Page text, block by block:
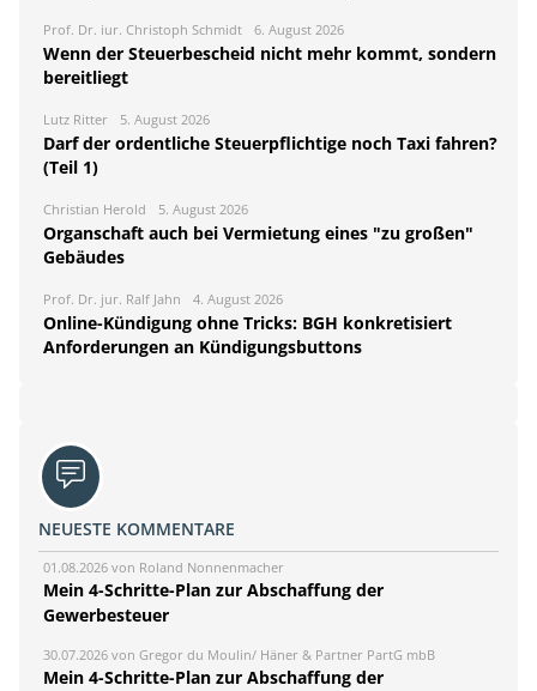
Prof. Dr. iur. Christoph Schmidt 6. August 2026
Wenn der Steuerbescheid nicht mehr kommt, sondern
bereitliegt
Lutz Ritter 5. August 2026
Darf der ordentliche Steuerpflichtige noch Taxi fahren?
(Teil 1)
Christian Herold 5. August 2026
Organschaft auch bei Vermietung eines "zu großen"
Gebäudes
Prof. Dr. jur. Ralf Jahn 4. August 2026
Online-Kündigung ohne Tricks: BGH konkretisiert
Anforderungen an Kündigungsbuttons
NEUESTE KOMMENTARE
01.08.2026 von Roland Nonnenmacher
Mein 4-Schritte-Plan zur Abschaffung der
Gewerbesteuer
30.07.2026 von Gregor du Moulin/ Häner & Partner PartG mbB
Mein 4-Schritte-Plan zur Abschaffung der